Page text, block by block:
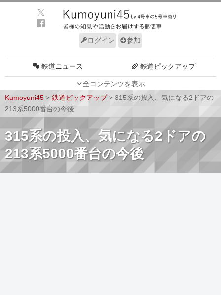
ログイン 参加
全コンテンツを表示
鉄道ニュース 鉄道ピックアップ
車両技術
Kumoyuni45 > 鉄道ピックアップ> 315系の投入、気になる2ドアの
213系5000番台の今後
315系の投入、気になる2ドアの
213系5000番台の今後